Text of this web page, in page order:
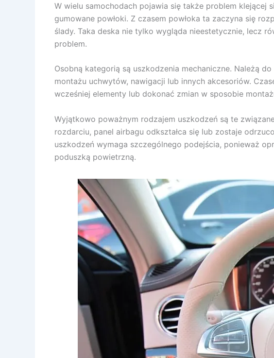
W wielu samochodach pojawia się także problem
gumowane powłoki. Z czasem powłoka ta zaczyna się
ślady. Taka deska nie tylko wygląda nieestetycznie, lecz
problem.
Osobną kategorią są uszkodzenia mechaniczne. Należą
montażu uchwytów, nawigacji lub innych akcesoriów.
wcześniej elementy lub dokonać zmian w sposobie
Wyjątkowo poważnym rodzajem uszkodzeń są te
rozdarciu, panel airbagu odkształca się lub zostaje
uszkodzeń wymaga szczególnego podejścia, ponieważ
poduszką powietrzną.